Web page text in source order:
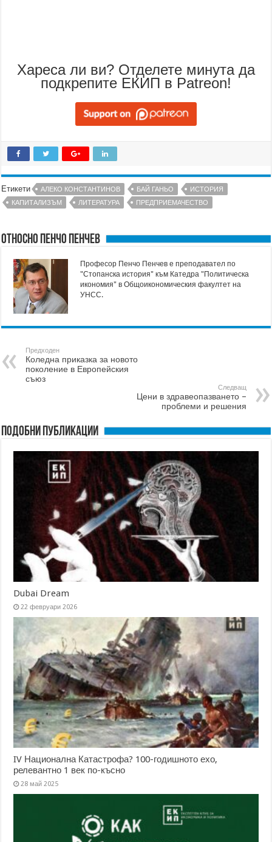
Хареса ли ви? Отделете минута да
подкрепите ЕКИП в Patreon!
Етикети АЛЕКО КОНСТАНТИНОВ БАЙ ГАНЬО
ИСТОРИЯ
КАПИТАЛИЗЪМ
ЛИТЕРАТУРА ПРЕДПРИЕМАЧЕСТВО
Относно Пенчо Пенчев
Професор Пенчо Пенчев е преподавател по
"Стопанска история" към Катедра "Политическа
икономия" в Общоикономическия факултет на
УНСС.
Предходен
Коледна приказка за новото
поколение в Европейския
съюз
Следващ
Цени в здравеопазването –
проблеми и решения
Подобни публикации
Dubai Dream
22 февруари 2026
IV Национална Катастрофа? 100-годишното ехо,
релевантно 1 век по-късно
28 май 2025